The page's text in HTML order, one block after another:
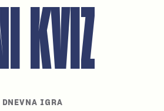
KVIZ
DNEVNA IGRA